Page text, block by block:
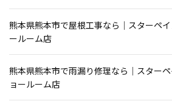
熊本県熊本市で屋根工事なら｜スターペ
ールーム店
熊本県熊本市で雨漏り修理なら｜スター
ョールーム店